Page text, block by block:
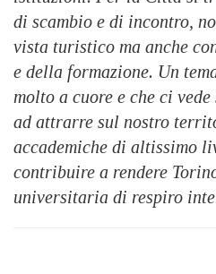
di scambio e di incontro,
vista turistico ma anche
e della formazione. Un
molto a cuore e che ci
ad attrarre sul nostro
accademiche di altissimo
contribuire a rendere
universitaria di respiro